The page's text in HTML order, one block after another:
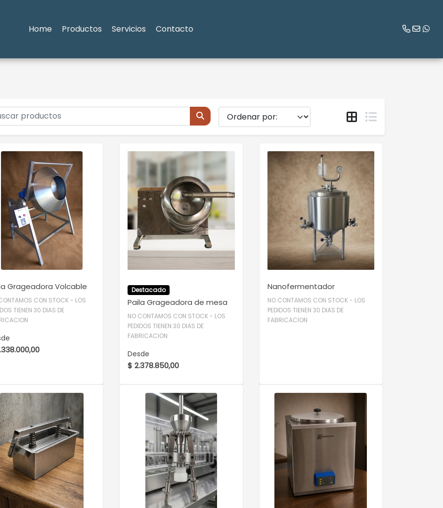
Home Productos Servicios Contacto
Grageadora Volcable
CON STOCK - LOS
TIENEN 30 DIAS DE
Destacado
Paila Grageadora de mesa
NO CONTAMOS CON STOCK - LOS
PEDIDOS TIENEN 30 DIAS DE
FABRICACION
Desde
$ 2.378.850,00
Nanofermentador
NO CONTAMOS CON STOCK - LOS
PEDIDOS TIENEN 30 DIAS DE
FABRICACION